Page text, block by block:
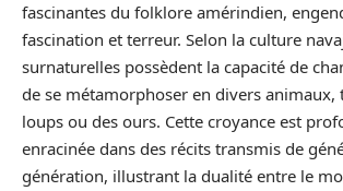
fascinantes du folklore amérindien,
fascination et terreur. Selon la culture
surnaturelles possèdent la capacité de
de se métamorphoser en divers animaux,
loups ou des ours. Cette croyance est
enracinée dans des récits transmis de
génération, illustrant la dualité entre le